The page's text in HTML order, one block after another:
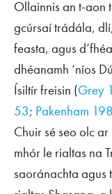
Ollainnis an t-aon
gcúrsaí trádála,
feasta, agus
dhéanamh ‘níos
Ísiltír freisin (Grey
53; Pakenham
Chuir sé seo olc ar
mhór le rialtas na
saoránachta agus